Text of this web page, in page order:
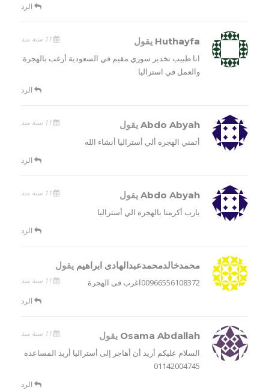
الرد
Huthayfa يقول
انا طبيب تخدير سوري مقيم في السعودية أرغب بالهجرة
والعمل في استراليا
الرد
Abdo Abyah يقول
أتمني الهجره ألي أستراليا أنشاء الله
الرد
Abdo Abyah يقول
يارب أكرمنا بالهجره الي أستراليا
الرد
محمدخالدمحمدعبدالهادى ابراهيم يقول
00966556108372اغرب فى الهجرة
الرد
Osama Abdallah يقول
السلام عليكم أريد أن أهاجر إلى أستراليا أريد المساعده
01142004745
الرد